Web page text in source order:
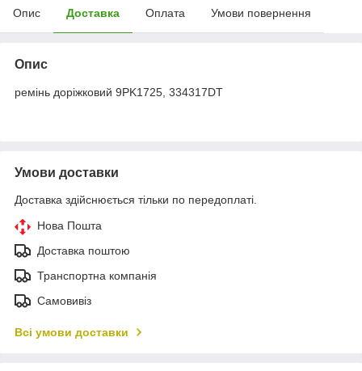
Опис Доставка Оплата Умови повернення
Опис
ремінь доріжковий 9PK1725, 334317DT
Умови доставки
Доставка здійснюється тільки по передоплаті.
Нова Пошта
Доставка поштою
Транспортна компанія
Самовивіз
Всі умови доставки